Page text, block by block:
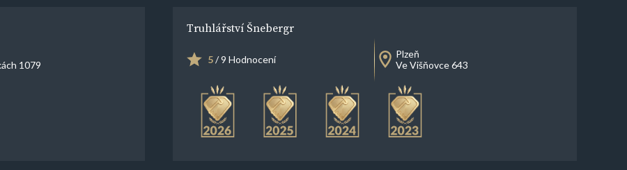
1079
Truhlářství Šnebergr
5/ 9 Hodnocení
Plzeň
Ve Višňovce 643